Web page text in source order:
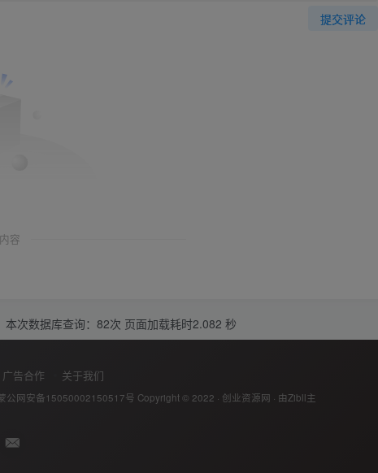
提交评论
容
本次数据库查询：82次 页面加载耗时2.082 秒
广告合作 关于我们
公网安备15050002150517号 Copyright © 2022 · 创业资源网 · 由Zibll主